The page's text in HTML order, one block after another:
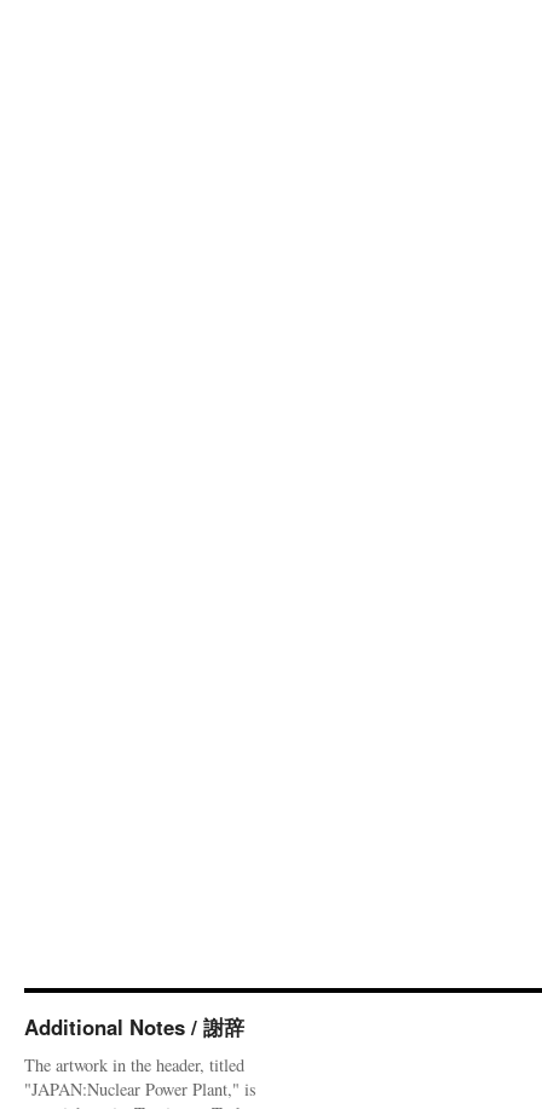
Additional Notes / 謝辞
The artwork in the header, titled
"JAPAN:Nuclear Power Plant," is